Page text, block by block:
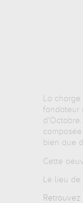
La
fondateur
bien que
Cette
Le lieu de